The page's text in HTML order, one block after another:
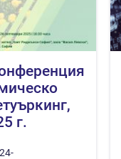
г.